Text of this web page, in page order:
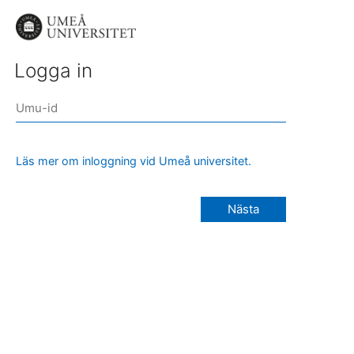
Logga in
Läs mer om inloggning vid Umeå universitet.
Nästa